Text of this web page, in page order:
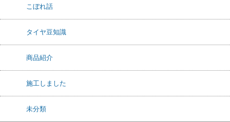
こぼれ話
タイヤ豆知識
商品紹介
施工しました
未分類